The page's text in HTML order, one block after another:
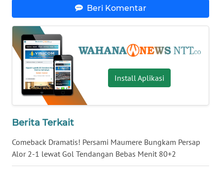
Beri Komentar
Install Aplikasi
Berita Terkait
Comeback Dramatis! Persami Maumere Bungkam Persap
Alor 2-1 lewat Gol Tendangan Bebas Menit 80+2
WN
KALTENG
WN
KALTARA
WN
KALTIM